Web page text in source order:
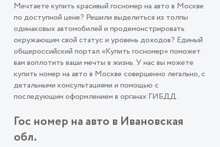
Мечтаете купить красивый госномер на авто в Москве
по доступной цене? Решили выделиться из толпы
одинаковых автомобилей и продемонстрировать
окружающим свой статус и уровень доходов? Единый
общероссийский портал «Купить госномер» поможет
вам воплотить ваши мечты в жизнь. У нас вы можете
купить номер на авто в Москве совершенно легально, с
детальными консультациями и помощью с
последующим оформлением в органах ГИБДД.
Гос номер на авто в Ивановская
обл.